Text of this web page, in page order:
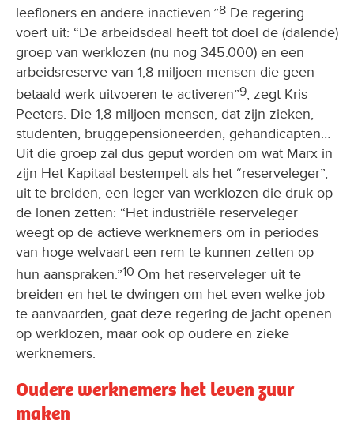
leefloners en andere inactieven.”8 De regering
voert uit: “De arbeidsdeal heeft tot doel de (dalende)
groep van werklozen (nu nog 345.000) en een
arbeidsreserve van 1,8 miljoen mensen die geen
betaald werk uitvoeren te activeren”9, zegt Kris
Peeters. Die 1,8 miljoen mensen, dat zijn zieken,
studenten, bruggepensioneerden, gehandicapten…
Uit die groep zal dus geput worden om wat Marx in
zijn Het Kapitaal bestempelt als het “reserveleger”,
uit te breiden, een leger van werklozen die druk op
de lonen zetten: “Het industriële reserveleger
weegt op de actieve werknemers om in periodes
van hoge welvaart een rem te kunnen zetten op
hun aanspraken.”10 Om het reserveleger uit te
breiden en het te dwingen om het even welke job
te aanvaarden, gaat deze regering de jacht openen
op werklozen, maar ook op oudere en zieke
werknemers.
Oudere werknemers het leven zuur
maken